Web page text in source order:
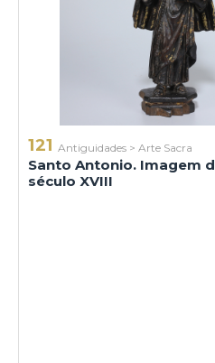
121 Antiguidades > Arte Sacra
Santo Antonio. Imagem
século XVIII